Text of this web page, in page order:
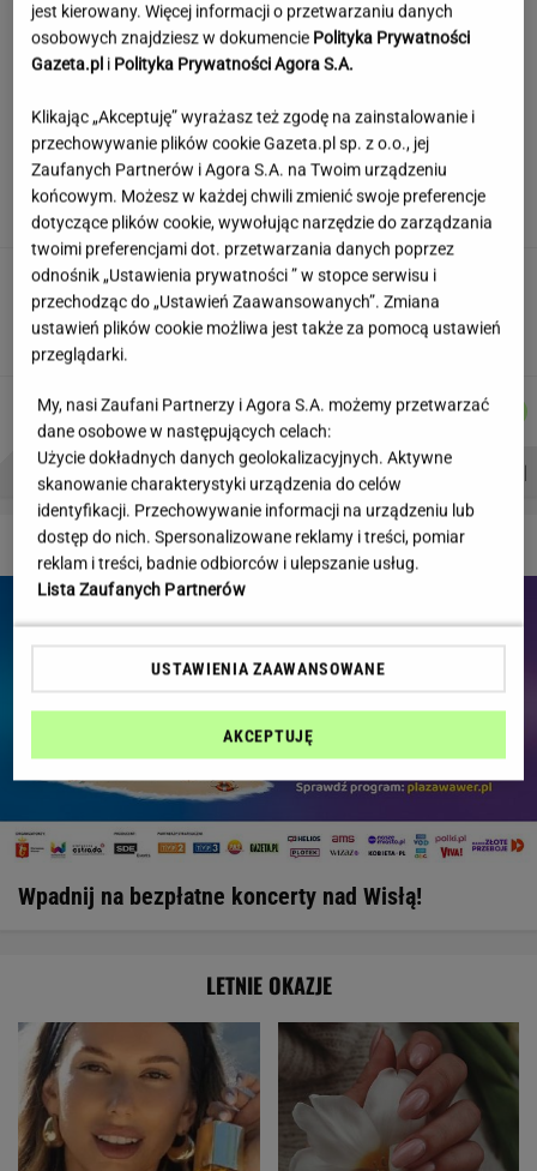
Jedno przekonanie może utrudniać życie
osobom z astygmatyzmem. Zwłaszcza latem
MATERIAŁ PROMOCYJNY
"Wymieniłam mojego byłego na
jego wujka milionera". Tak wciągają
mikrodramy
SUBSKRYPCJA
Jeździłem autem z paliwem, które
może zastąpić diesla. Frytura i olej roślinny
TOMASZ OKUROWSKI
DZIEJE SIĘ!
Wpadnij na bezpłatne koncerty nad Wisłą!
Autorzy:
JAKUB
DOMINIK
SENKOWSKI
MICHAŁ
AGNIESZKA
PROBLEMY POLSKICH SIATKARZY ZNAK Z '30' WISŁAWA SZYMBORSKA
LETNIE OKAZJE
jest kierowany. Więcej informacji o przetwarzaniu danych
osobowych znajdziesz w dokumencie Polityka Prywatności
Gazeta.pl i Polityka Prywatności Agora S.A.
Klikając „Akceptuję” wyrażasz też zgodę na zainstalowanie i
przechowywanie plików cookie Gazeta.pl sp. z o.o., jej
Zaufanych Partnerów i Agora S.A. na Twoim urządzeniu
końcowym. Możesz w każdej chwili zmienić swoje preferencje
dotyczące plików cookie, wywołując narzędzie do zarządzania
twoimi preferencjami dot. przetwarzania danych poprzez
odnośnik „Ustawienia prywatności ” w stopce serwisu i
przechodząc do „Ustawień Zaawansowanych”. Zmiana
ustawień plików cookie możliwa jest także za pomocą ustawień
przeglądarki.
My, nasi Zaufani Partnerzy i Agora S.A. możemy przetwarzać
dane osobowe w następujących celach:
Użycie dokładnych danych geolokalizacyjnych. Aktywne
skanowanie charakterystyki urządzenia do celów
identyfikacji. Przechowywanie informacji na urządzeniu lub
dostęp do nich. Spersonalizowane reklamy i treści, pomiar
reklam i treści, badnie odbiorców i ulepszanie usług.
Lista Zaufanych Partnerów
USTAWIENIA ZAAWANSOWANE
AKCEPTUJĘ